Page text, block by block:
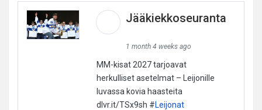
Jääkiekkoseuranta
1 month 4 weeks ago
MM-kisat 2027 tarjoavat
herkulliset asetelmat – Leijonille
luvassa kovia haasteita
dlvr.it/TSx9sh #Leijonat